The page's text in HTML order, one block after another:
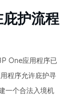
护流程
One应用程序已
程序允许庇护寻
一个合法入境机